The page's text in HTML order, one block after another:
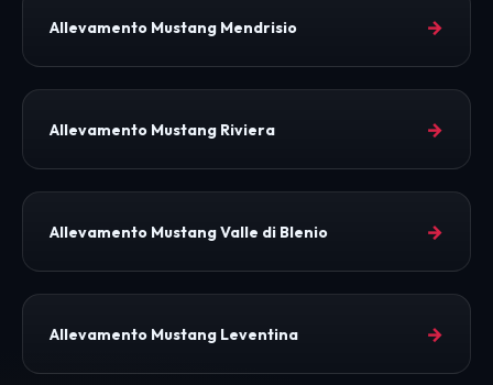
Allevamento Mustang Mendrisio →
Allevamento Mustang Riviera →
Allevamento Mustang Valle di Blenio →
Allevamento Mustang Leventina →